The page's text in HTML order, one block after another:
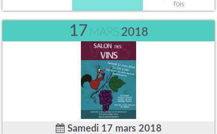
fois
17 MARS 2018
Samedi 17 mars 2018